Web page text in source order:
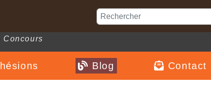
Concours
Blog Contact